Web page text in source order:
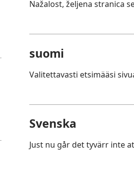
Nažalost, željena stranica
suomi
Valitettavasti etsimääsi
Svenska
Just nu går det tyvärr inte